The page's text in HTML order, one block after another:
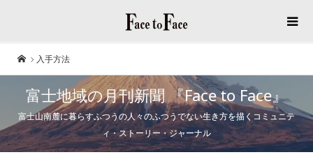
入手方法
富士地域の月刊新聞 『Face to Face』
富士山南麓に暮らすふつうの人々のふつうでない生き方を描くコミュニテ
ィ・ストーリー・ジャーナル